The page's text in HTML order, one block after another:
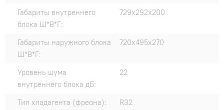
Габариты внутреннего
блока Ш*В*Г:
729x292x200
Габариты наружного блока
Ш*В*Г:
720x495x270
Уровень шума
внутреннего блока дБ:
22
Тип хладагента (фреона):
R32